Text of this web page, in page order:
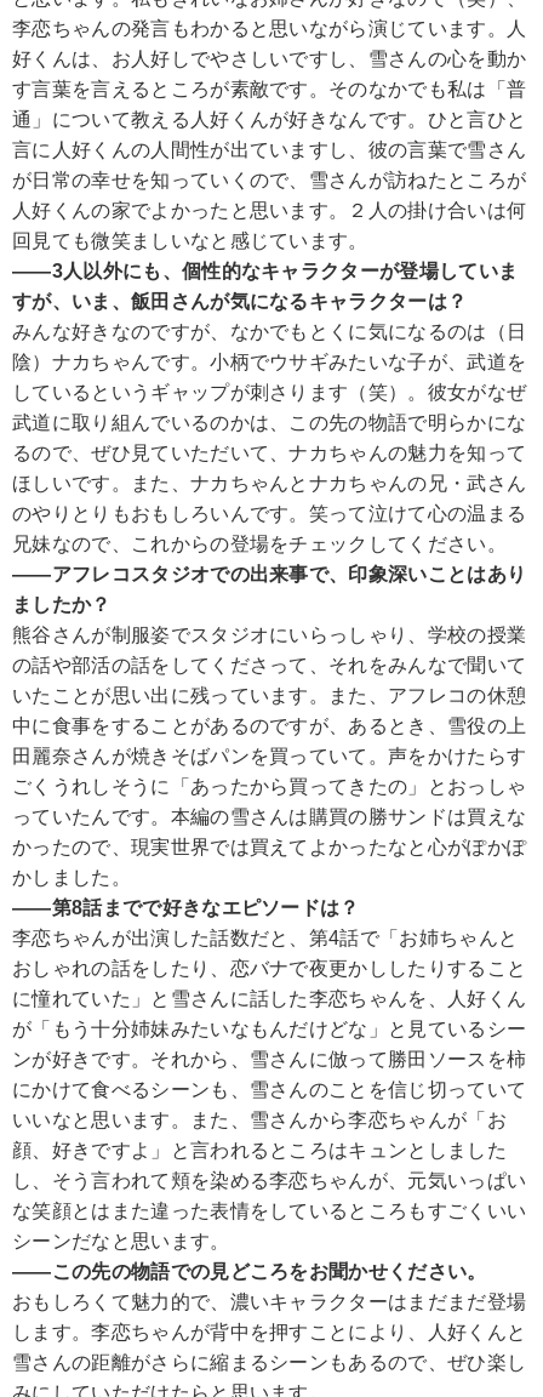
李恋ちゃんの発言もわかると思いながら演じています。人
好くんは、お人好しでやさしいですし、雪さんの心を動か
す言葉を言えるところが素敵です。そのなかでも私は「普
通」について教える人好くんが好きなんです。ひと言ひと
言に人好くんの人間性が出ていますし、彼の言葉で雪さん
が日常の幸せを知っていくので、雪さんが訪ねたところが
人好くんの家でよかったと思います。２人の掛け合いは何
回見ても微笑ましいなと感じています。
――3人以外にも、個性的なキャラクターが登場していま
すが、いま、飯田さんが気になるキャラクターは？
みんな好きなのですが、なかでもとくに気になるのは（日
陰）ナカちゃんです。小柄でウサギみたいな子が、武道を
しているというギャップが刺さります（笑）。彼女がなぜ
武道に取り組んでいるのかは、この先の物語で明らかにな
るので、ぜひ見ていただいて、ナカちゃんの魅力を知って
ほしいです。また、ナカちゃんとナカちゃんの兄・武さん
のやりとりもおもしろいんです。笑って泣けて心の温まる
兄妹なので、これからの登場をチェックしてください。
――アフレコスタジオでの出来事で、印象深いことはあり
ましたか？
熊谷さんが制服姿でスタジオにいらっしゃり、学校の授業
の話や部活の話をしてくださって、それをみんなで聞いて
いたことが思い出に残っています。また、アフレコの休憩
中に食事をすることがあるのですが、あるとき、雪役の上
田麗奈さんが焼きそばパンを買っていて。声をかけたらす
ごくうれしそうに「あったから買ってきたの」とおっしゃ
っていたんです。本編の雪さんは購買の勝サンドは買えな
かったので、現実世界では買えてよかったなと心がぽかぽ
かしました。
――第8話までで好きなエピソードは？
李恋ちゃんが出演した話数だと、第4話で「お姉ちゃんと
おしゃれの話をしたり、恋バナで夜更かししたりすること
に憧れていた」と雪さんに話した李恋ちゃんを、人好くん
が「もう十分姉妹みたいなもんだけどな」と見ているシー
ンが好きです。それから、雪さんに倣って勝田ソースを柿
にかけて食べるシーンも、雪さんのことを信じ切っていて
いいなと思います。また、雪さんから李恋ちゃんが「お
顔、好きですよ」と言われるところはキュンとしました
し、そう言われて頬を染める李恋ちゃんが、元気いっぱい
な笑顔とはまた違った表情をしているところもすごくいい
シーンだなと思います。
――この先の物語での見どころをお聞かせください。
おもしろくて魅力的で、濃いキャラクターはまだまだ登場
します。李恋ちゃんが背中を押すことにより、人好くんと
雪さんの距離がさらに縮まるシーンもあるので、ぜひ楽し
みにしていただけたらと思います。